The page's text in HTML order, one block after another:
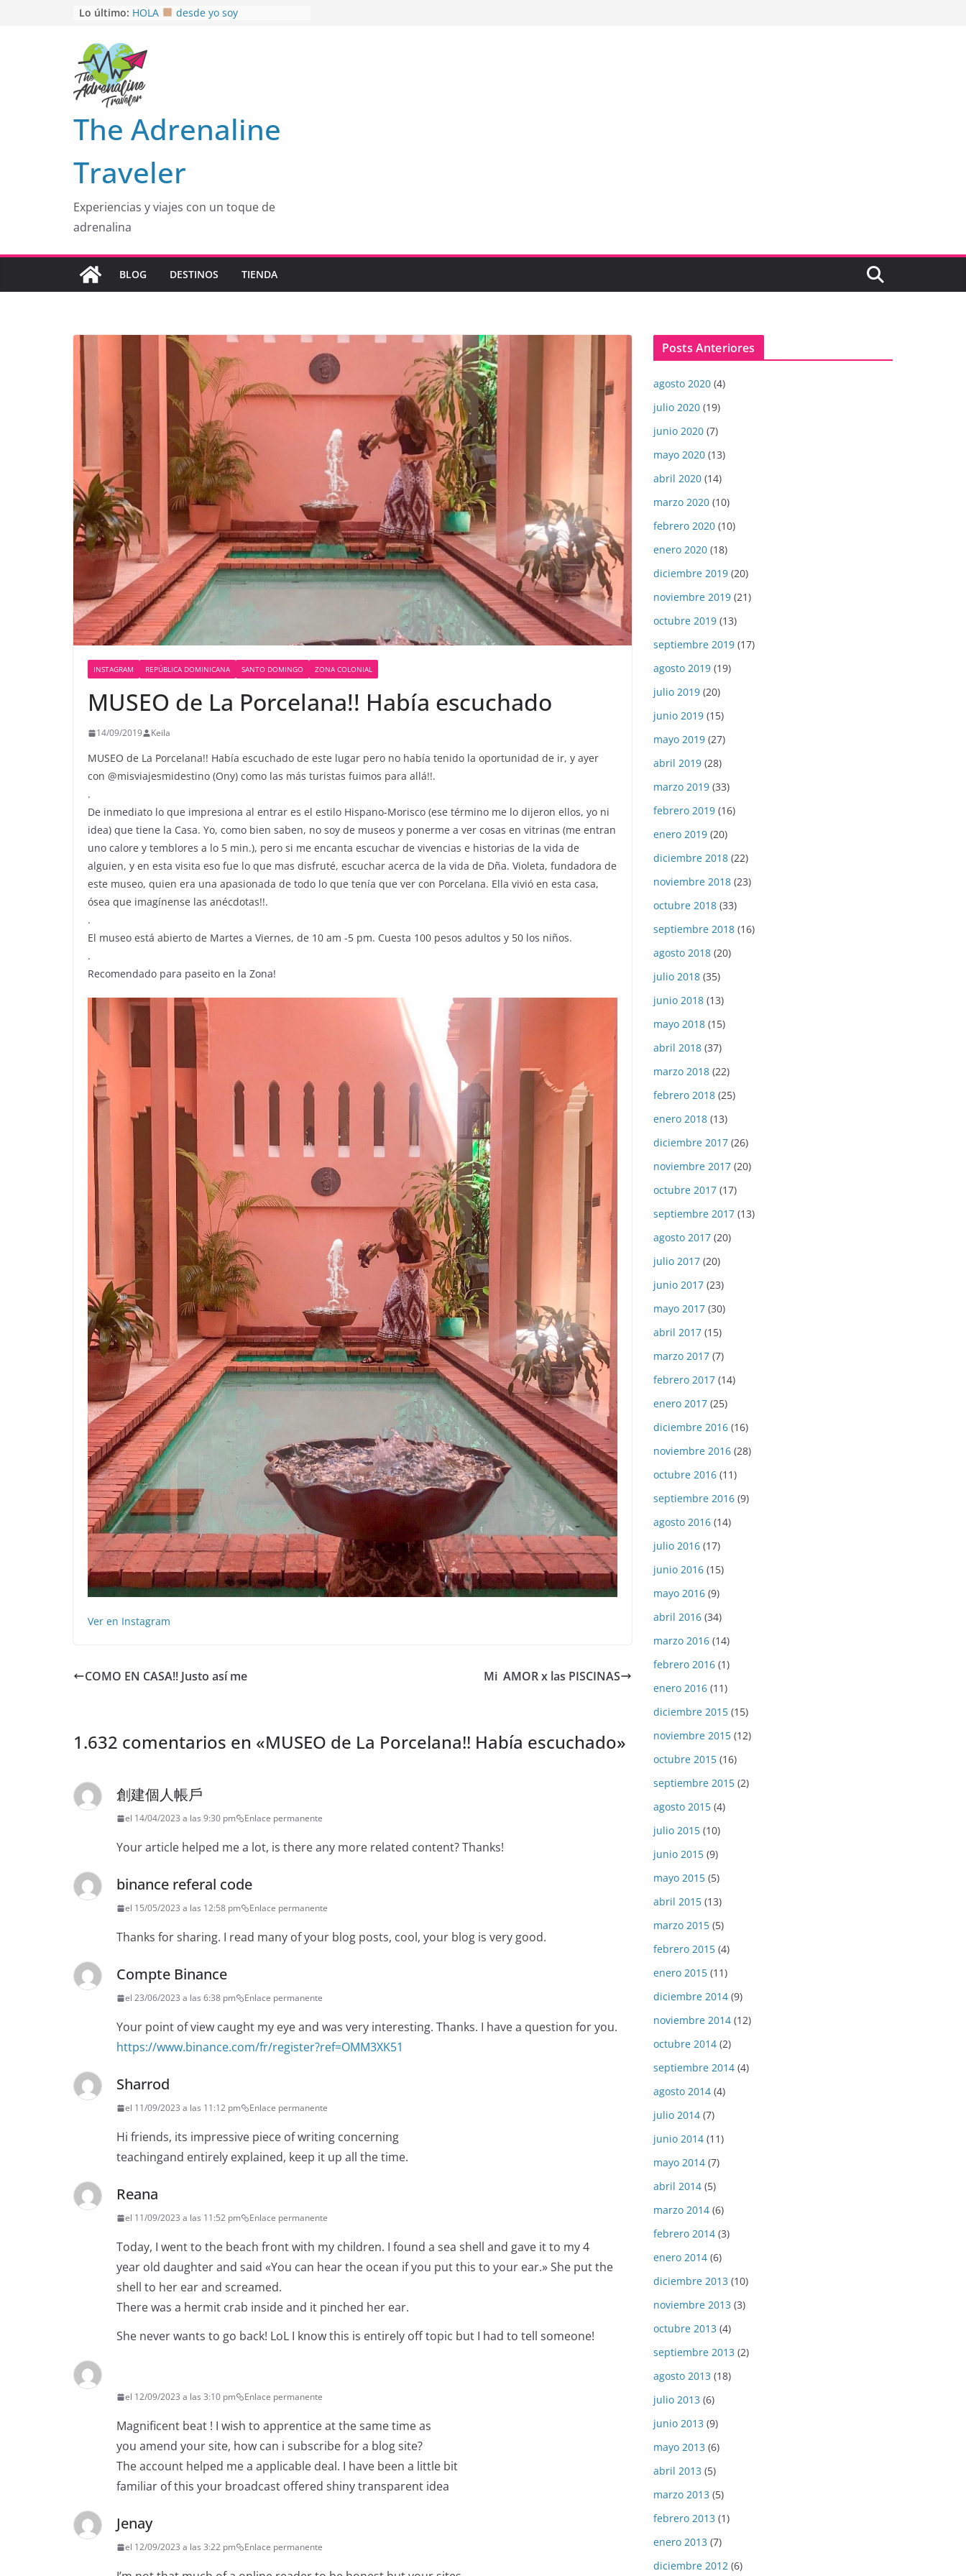
Lo último: HOLA
desde yo soy
EL SENDERO DEL CACAO: Excelente
opción
HOSPEDAJE AL NATURALSHH !!
En
MULITO!
The Adrenaline
Traveler
Experiencias y viajes con un toque de
adrenalina
BLOG DESTINOS TIENDA
INSTAGRAM REPÚBLICA DOMINICANA SANTO DOMINGO ZONA COLONIAL
MUSEO de La Porcelana!! Había escuchado
14/09/2019 Keila
MUSEO de La Porcelana!! Había escuchado de este lugar pero no había tenido la oportunidad de ir, y ayer
con @misviajesmidestino (Ony) como las más turistas fuimos para allá!!.
.
De inmediato lo que impresiona al entrar es el estilo Hispano-Morisco (ese término me lo dijeron ellos, yo ni
idea) que tiene la Casa. Yo, como bien saben, no soy de museos y ponerme a ver cosas en vitrinas (me entran
uno calore y temblores a lo 5 min.), pero si me encanta escuchar de vivencias e historias de la vida de
alguien, y en esta visita eso fue lo que mas disfruté, escuchar acerca de la vida de Dña. Violeta, fundadora de
este museo, quien era una apasionada de todo lo que tenía que ver con Porcelana. Ella vivió en esta casa,
ósea que imagínense las anécdotas!!.
.
El museo está abierto de Martes a Viernes, de 10 am -5 pm. Cuesta 100 pesos adultos y 50 los niños.
.
Recomendado para paseito en la Zona!
Ver en Instagram
COMO EN CASA!! Justo así me Mi ️ AMOR x las PISCINAS
1.632 comentarios en «MUSEO de La Porcelana!! Había escuchado»
創建個人帳戶
el 14/04/2023 a las 9:30 pm Enlace permanente
Your article helped me a lot, is there any more related content? Thanks!
binance referal code
el 15/05/2023 a las 12:58 pm Enlace permanente
Thanks for sharing. I read many of your blog posts, cool, your blog is very good.
Compte Binance
el 23/06/2023 a las 6:38 pm Enlace permanente
Your point of view caught my eye and was very interesting. Thanks. I have a question for you.
https://www.binance.com/fr/register?ref=OMM3XK51
Sharrod
el 11/09/2023 a las 11:12 pm Enlace permanente
Hi friends, its impressive piece of writing concerning
teachingand entirely explained, keep it up all the time.
Reana
el 11/09/2023 a las 11:52 pm Enlace permanente
Today, I went to the beach front with my children. I found a sea shell and gave it to my 4
year old daughter and said «You can hear the ocean if you put this to your ear.» She put the
shell to her ear and screamed.
There was a hermit crab inside and it pinched her ear.
She never wants to go back! LoL I know this is entirely off topic but I had to tell someone!
el 12/09/2023 a las 3:10 pm Enlace permanente
Magnificent beat ! I wish to apprentice at the same time as
you amend your site, how can i subscribe for a blog site?
The account helped me a applicable deal. I have been a little bit
familiar of this your broadcast offered shiny transparent idea
Jenay
el 12/09/2023 a las 3:22 pm Enlace permanente
Posts Anteriores
agosto 2020 (4)
julio 2020 (19)
junio 2020 (7)
mayo 2020 (13)
abril 2020 (14)
marzo 2020 (10)
febrero 2020 (10)
enero 2020 (18)
diciembre 2019 (20)
noviembre 2019 (21)
octubre 2019 (13)
septiembre 2019 (17)
agosto 2019 (19)
julio 2019 (20)
junio 2019 (15)
mayo 2019 (27)
abril 2019 (28)
marzo 2019 (33)
febrero 2019 (16)
enero 2019 (20)
diciembre 2018 (22)
noviembre 2018 (23)
octubre 2018 (33)
septiembre 2018 (16)
agosto 2018 (20)
julio 2018 (35)
junio 2018 (13)
mayo 2018 (15)
abril 2018 (37)
marzo 2018 (22)
febrero 2018 (25)
enero 2018 (13)
diciembre 2017 (26)
noviembre 2017 (20)
octubre 2017 (17)
septiembre 2017 (13)
agosto 2017 (20)
julio 2017 (20)
junio 2017 (23)
mayo 2017 (30)
abril 2017 (15)
marzo 2017 (7)
febrero 2017 (14)
enero 2017 (25)
diciembre 2016 (16)
noviembre 2016 (28)
octubre 2016 (11)
septiembre 2016 (9)
agosto 2016 (14)
julio 2016 (17)
junio 2016 (15)
mayo 2016 (9)
abril 2016 (34)
marzo 2016 (14)
febrero 2016 (1)
enero 2016 (11)
diciembre 2015 (15)
noviembre 2015 (12)
octubre 2015 (16)
septiembre 2015 (2)
agosto 2015 (4)
julio 2015 (10)
junio 2015 (9)
mayo 2015 (5)
abril 2015 (13)
marzo 2015 (5)
febrero 2015 (4)
enero 2015 (11)
diciembre 2014 (9)
noviembre 2014 (12)
octubre 2014 (2)
septiembre 2014 (4)
agosto 2014 (4)
julio 2014 (7)
junio 2014 (11)
mayo 2014 (7)
abril 2014 (5)
marzo 2014 (6)
febrero 2014 (3)
enero 2014 (6)
diciembre 2013 (10)
noviembre 2013 (3)
octubre 2013 (4)
septiembre 2013 (2)
agosto 2013 (18)
julio 2013 (6)
junio 2013 (9)
mayo 2013 (6)
abril 2013 (5)
marzo 2013 (5)
febrero 2013 (1)
enero 2013 (7)
diciembre 2012 (6)